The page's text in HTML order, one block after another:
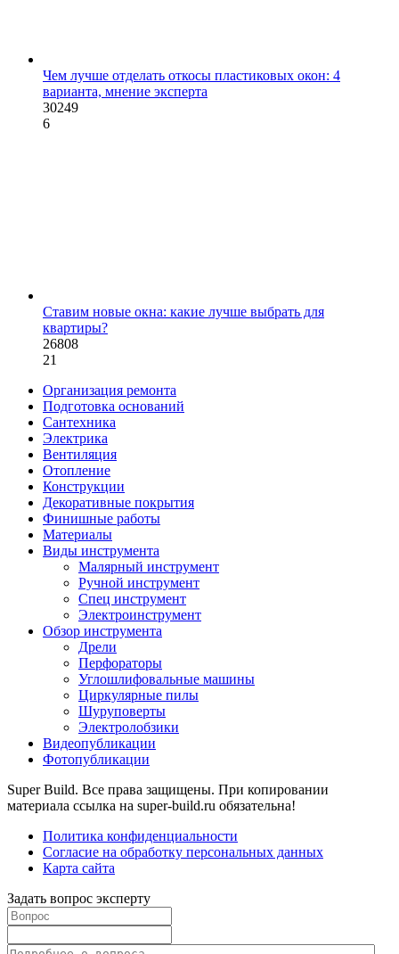
Чем лучше отделать откосы пластиковых окон: 4
варианта, мнение эксперта
30249
6
Ставим новые окна: какие лучше выбрать для
квартиры?
26808
21
Организация ремонта
Подготовка оснований
Сантехника
Электрика
Вентиляция
Отопление
Конструкции
Декоративные покрытия
Финишные работы
Материалы
Виды инструмента
Малярный инструмент
Ручной инструмент
Спец инструмент
Электроинструмент
Обзор инструмента
Дрели
Перфораторы
Углошлифовальные машины
Циркулярные пилы
Шуруповерты
Электролобзики
Видеопубликации
Фотопубликации
Super Build. Все права защищены. При копировании
материала ссылка на super-build.ru обязательна!
Политика конфиденциальности
Согласие на обработку персональных данных
Карта сайта
Задать вопрос эксперту